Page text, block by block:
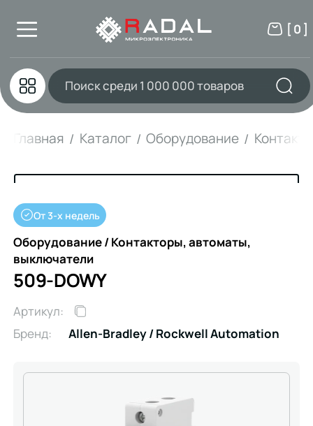
[ 0 ]
Главная Каталог Оборудование
От 3-х недель
Оборудование / Контакторы, автоматы,
выключатели
509-DOWY
Артикул:
Бренд:
Allen-Bradley / Rockwell Automation